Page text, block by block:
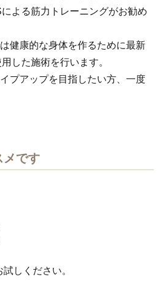
よる筋力トレーニングがお勧め
健康的な身体を作るために最新
した施術を行います。
プアップを目指したい方、一度
メです
しください。